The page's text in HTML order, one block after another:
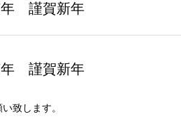
年 謹賀新年
年 謹賀新年
致します。